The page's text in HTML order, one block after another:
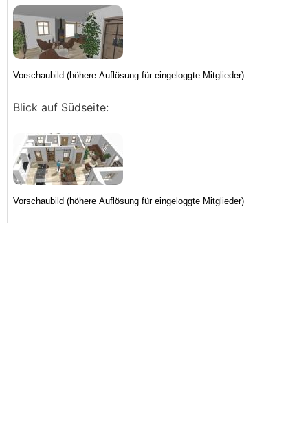
Blick auf Südseite: